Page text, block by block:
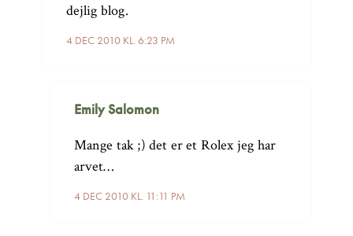
4 DEC 2010 KL. 6:23 PM
dejlig blog.
Emily Salomon
4 DEC 2010 KL. 11:11 PM
Mange tak ;) det er et Rolex jeg har
arvet…